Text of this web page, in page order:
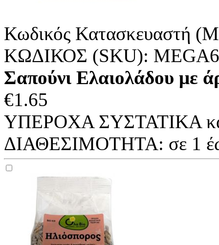
Κωδικός Κατασκευαστή
ΚΩΔΙΚΟΣ (SKU):
Σαπούνι Ελαιολάδου με
€1.65
ΥΠΕΡΟΧΑ ΣΥΣΤΑΤΙΚΑ
ΔΙΑΘΕΣΙΜΟΤΗΤΑ: σε 1